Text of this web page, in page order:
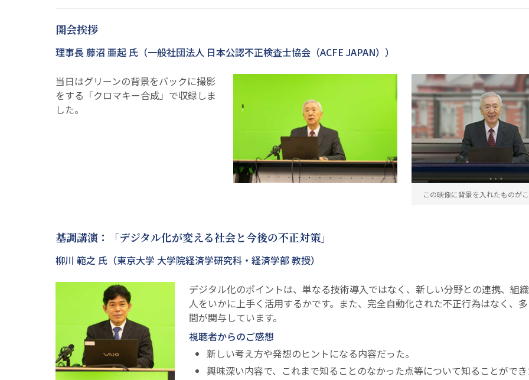
開会挨拶
理事長 藤沼 亜起 氏（一般社団法人 日本公認不正検査士協会（ACFE JAPAN））
当日はグリーンの背景をバックに撮影
をする「クロマキー合成」で収録しま
した。
この映像に背景を入れたものが
基調講演：「デジタル化が変える社会と今後の不正対策」
柳川 範之 氏（東京大学 大学院経済学研究科・経済学部 教授）
デジタル化のポイントは、単なる技術導入ではなく、新しい分野との連携、組
人をいかに上手く活用するかです。また、完全自動化された不正行為はなく、
間が関与しています。
視聴者からのご感想
新しい考え方や発想のヒントになる内容だった。
興味深い内容で、これまで知ることのなかった点等について知ることがで